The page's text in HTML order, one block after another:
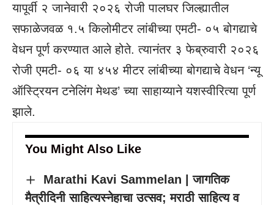
यापूर्वी २ जानेवारी २०२६ रोजी पालघर जिल्ह्यातील
सफाळेजवळ १.५ किलोमीटर लांबीच्या एमटी- ०५ बोगद्याचे
वेधन पूर्ण करण्यात आले होते. त्यानंतर ३ फेब्रुवारी २०२६
रोजी एमटी- ०६ या ४५४ मीटर लांबीच्या बोगद्याचे वेधन ‘न्यू
ऑस्ट्रियन टनेलिंग मेथड’ च्या साहाय्याने यशस्वीरित्या पूर्ण
झाले.
You Might Also Like
Marathi Kavi Sammelan | जागतिक
मैत्रीदिनी साहित्यस्नेहाचा उत्सव; मराठी साहित्य व